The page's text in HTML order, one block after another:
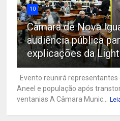
10
Câmara de Nova
audiência pública
explicações da
Evento reunirá representantes
Aneel e população após
ventanias A Câmara Munic...